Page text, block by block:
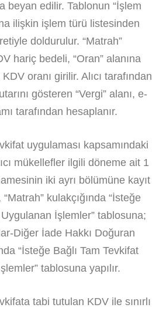
beyan edilir. Tablonun “İşlem
ilişkin işlem türü listesinden
doldurulur. “Matrah”
hariç bedeli, “Oran” alanına
oranı girilir. Alıcı tarafından
gösteren “Vergi” alanı, e-
tarafından hesaplanır.
uygulaması kapsamındaki
mükellefler ilgili döneme ait 1
iki ayrı bölümüne kayıt
kulakçığında “İsteğe
İşlemler” tablosuna;
Diğer İade Hakkı Doğuran
“İsteğe Bağlı Tam Tevkifat
tablosuna yapılır.
tabi tutulan KDV ile sınırlı